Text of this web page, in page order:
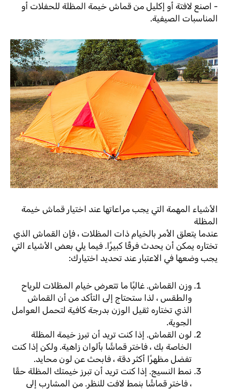
- اصنع لافتة أو إكليل من قماش خيمة المظلة للحفلات أو
المناسبات الصيفية.
الأشياء المهمة التي يجب مراعاتها عند اختيار قماش خيمة
المظلة
عندما يتعلق الأمر بالخيام ذات المظلات ، فإن القماش الذي
تختاره يمكن أن يحدث فرقًا كبيرًا. فيما يلي بعض الأشياء التي
يجب وضعها في الاعتبار عند تحديد اختيارك:
وزن القماش. غالبًا ما تتعرض خيام المظلات للرياح
والطقس ، لذا ستحتاج إلى التأكد من أن القماش
الذي تختاره ثقيل الوزن بدرجة كافية لتحمل العوامل
الجوية.
لون القماش. إذا كنت تريد أن تبرز خيمة المظلة
الخاصة بك ، فاختر قماشًا بألوان زاهية. ولكن إذا كنت
تفضل مظهرًا أكثر دقة ، فابحث عن لون محايد.
نمط النسيج. إذا كنت تريد أن تبرز خيمتك المظلة حقًا
، فاختر قماشًا بنمط لافت للنظر. من المشارب إلى